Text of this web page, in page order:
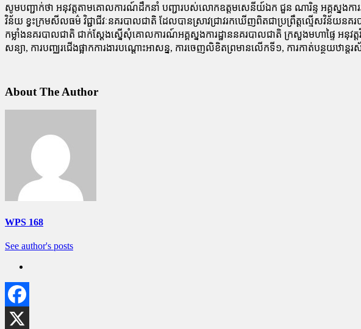
សូមបញ្ជាក់ថា អនុវត្ត​តាម​គោលការណ៍​ដឹកនាំ បញ្ជា​របស់​លោកឧត្តមសេនីយ៍ឯក ជួន ណា​រិ​ន្ទ អគ្គស្នងការ​រង
វិន័យ ខ្វះ​ក្រមសីលធម៌ វិជ្ជាជីវៈ​នគរបាល​ជាតិ ដែល​បាន​ស្រាវជ្រាវ​រក​ឃើញ​ពិតជា​ប្រព្រឹត្ត​ល្មើស​វិន័យ​ន
កម្លាំង​នគរបាល​ជាតិ ជាក់ស្តែង​ស្នើ​សុំ​គោលការណ៍​អគ្គស្នងការដ្ឋាន​នគរបាល​ជាតិ ក្រសួងមហាផ្ទៃ អនុ
សន្យា, ​ការ​បញ្ឈរជើង​ផ្អាក​ការងារ​បណ្តោះអាសន្ន, ​ការ​ចេញ​លិខិត​ព្រមាន​លើក​ទី​១, ​ការ​កាត់​បន្ថយ​ឋ
About The Author
WPS 168
See author's posts